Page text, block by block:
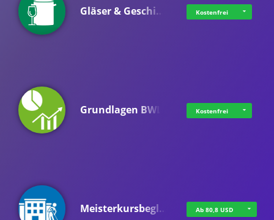
Gläser & Geschi… Kostenfrei
Grundlagen BWL Kostenfrei
Meisterkursbegl… Ab 80,8 USD